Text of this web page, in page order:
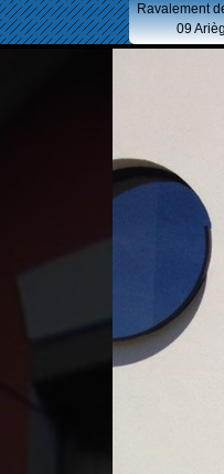
Ravalement
09